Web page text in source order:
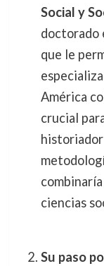
Social y
doctorado
que le
América
crucial
ciencias
Su paso